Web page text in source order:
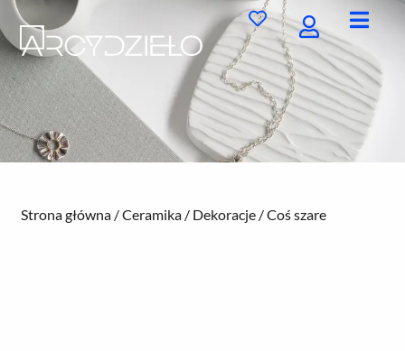
Przejdź
do
treści
Strona główna /Ceramika / Dekoracje / Coś szare